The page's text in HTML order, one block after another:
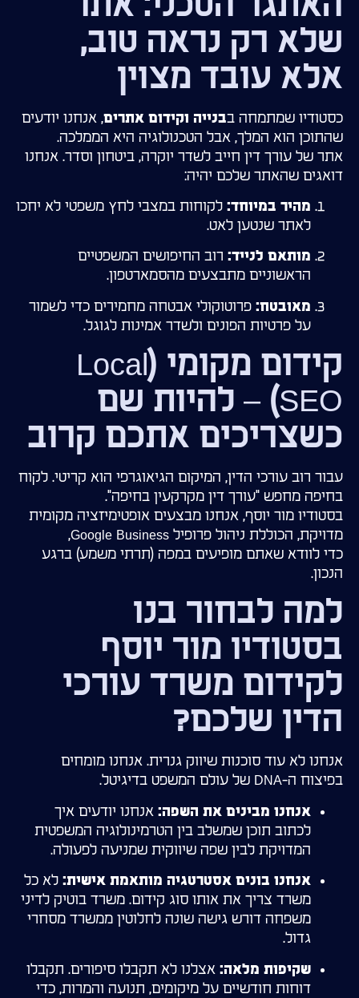
שלא רק נראה טוב,
אלא עובד מצוין
כסטודיו שמתמחה בבנייה וקידום אתרים, אנחנו יודעים
שהתוכן הוא המלך, אבל הטכנולוגיה היא הממלכה.
אתר של עורך דין חייב לשדר יוקרה, ביטחון וסדר. אנחנו
דואגים שהאתר שלכם יהיה:
מהיר במיוחד: לקוחות במצבי לחץ משפטי לא יחכו
לאתר שנטען לאט.
מותאם לנייד: רוב החיפושים המשפטיים
הראשוניים מתבצעים מהסמארטפון.
מאובטח: פרוטוקולי אבטחה מחמירים כדי לשמור
על פרטיות הפונים ולשדר אמינות לגוגל.
קידום מקומי (Local
SEO) – להיות שם
כשצריכים אתכם קרוב
עבור רוב עורכי הדין, המיקום הגיאוגרפי הוא קריטי. לקוח
בחיפה מחפש "עורך דין מקרקעין בחיפה".
בסטודיו מור יוסף, אנחנו מבצעים אופטימיזציה מקומית
מדויקת, הכוללת ניהול פרופיל Google Business,
כדי לוודא שאתם מופיעים במפה (תרתי משמע) ברגע
הנכון.
למה לבחור בנו
בסטודיו מור יוסף
לקידום משרד עורכי
הדין שלכם?
אנחנו לא עוד סוכנות שיווק גנרית. אנחנו מומחים
בפיצוח ה-DNA של עולם המשפט בדיגיטל.
אנחנו מבינים את השפה: אנחנו יודעים איך
לכתוב תוכן שמשלב בין הטרמינולוגיה המשפטית
המדויקת לבין שפה שיווקית שמניעה לפעולה.
אנחנו בונים אסטרטגיה מותאמת אישית: לא כל
משרד צריך את אותו סוג קידום. משרד בוטיק לדיני
משפחה דורש גישה שונה לחלוטין ממשרד מסחרי
גדול.
שקיפות מלאה: אצלנו לא תקבלו סיפורים. תקבלו
דוחות חודשיים על מיקומים, תנועה והמרות, כדי